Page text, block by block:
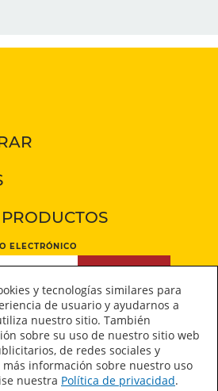
ELECTRÓNICO
y tecnologías similares para
de usuario y ayudarnos a
nuestro sitio. También
sobre su uso de nuestro sitio web
de redes sociales y
información sobre nuestro uso
nuestra Política de privacidad.